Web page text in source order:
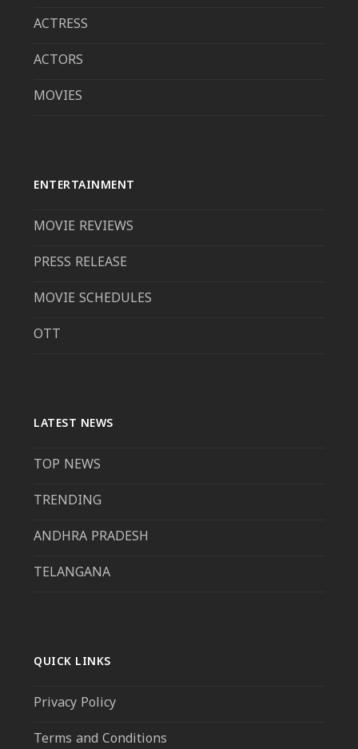
ACTRESS
ACTORS
MOVIES
ENTERTAINMENT
MOVIE REVIEWS
PRESS RELEASE
MOVIE SCHEDULES
OTT
LATEST NEWS
TOP NEWS
TRENDING
ANDHRA PRADESH
TELANGANA
QUICK LINKS
Privacy Policy
Terms and Conditions